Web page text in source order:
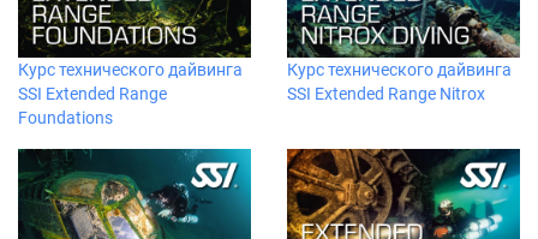
Курс технического дайвинга
SSI Extended Range
Foundations
Курс технического дайвинга
SSI Extended Range Nitrox